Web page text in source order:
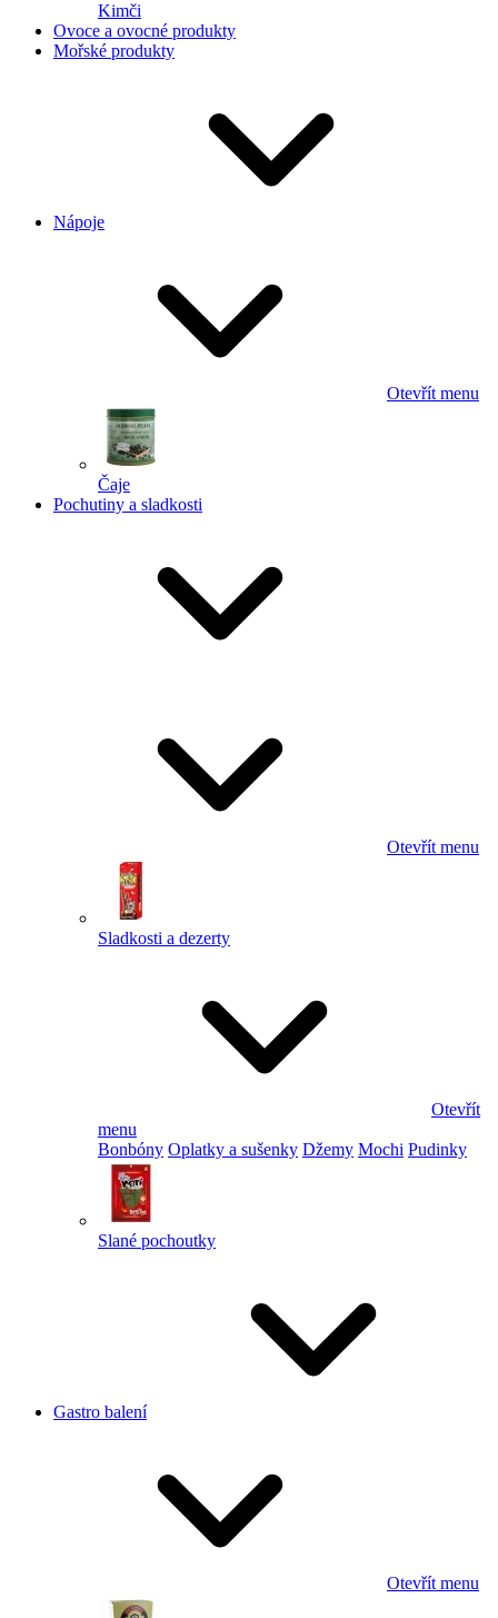
Kimči
Ovoce a ovocné produkty
Mořské produkty
Nápoje
Otevřít menu
Čaje
Pochutiny a sladkosti
Otevřít menu
Sladkosti a dezerty
Otevřít
menu
Bonbóny Oplatky a sušenky Džemy Mochi Pudinky
Slané pochoutky
Gastro balení
Otevřít menu